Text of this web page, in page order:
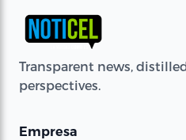
Transparent news,
perspectives.
Empresa